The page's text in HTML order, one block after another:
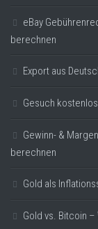
eBay
berechnen
Export aus
Gesuch
Gewinn- &
berechnen
Gold als
Gold vs. Bitcoin